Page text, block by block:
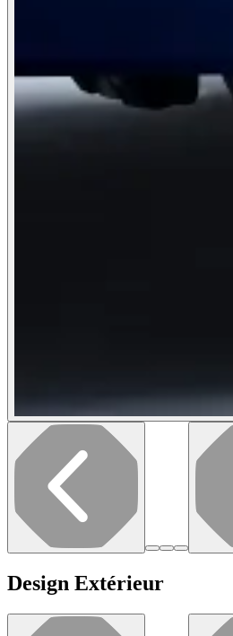
Design Extérieur